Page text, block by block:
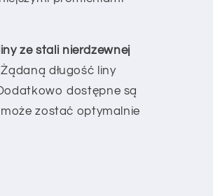
liny ze stali nierdzewnej
długość liny
dostępne są
zostać optymalnie